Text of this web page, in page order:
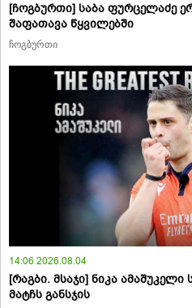
[ჩოგბურთი] საბა ფურცელაძე
შაფათავა წყვილებში
ჩოგბურთი
14:06 2026.08.04
[რაგბი. მსაჯი] ნიკა
მატჩს განსჯის